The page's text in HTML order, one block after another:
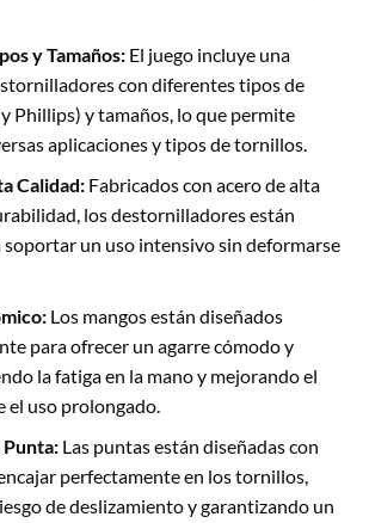
y Tamaños:El juego incluye una
con diferentes tipos de
Phillips) y tamaños, lo que permite
aplicaciones y tipos de tornillos.
Calidad:Fabricados con acero de alta
los destornilladores están
soportar un uso intensivo sin deformarse
Los mangos están diseñados
para ofrecer un agarre cómodo y
la fatiga en la mano y mejorando el
uso prolongado.
Punta:Las puntas están diseñadas con
perfectamente en los tornillos,
de deslizamiento y garantizando un